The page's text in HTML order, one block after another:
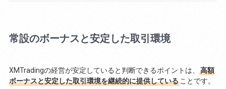
常設のボーナスと安定した取引環境
XMTradingの経営が安定していると判断できるポイントは、
高額
ボーナスと安定した取引環境を継続的に提供していることです。